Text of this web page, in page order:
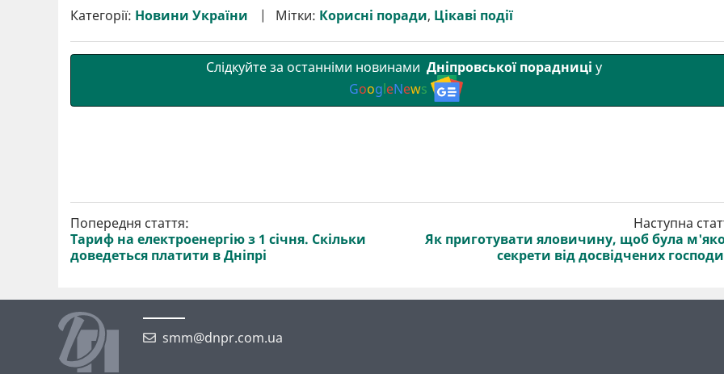
р
и
b
o
t
e
l g
r
s
A
r l
Категорії: Новини України Мітки: Корисні поради, Цікаві події
Слідкуйте за останніми новинами Дніпровської порадниці у
GoogleNews
Попередня стаття:
Тариф на електроенергію з 1 січня. Скільки
доведеться платити в Дніпрі
Наступна
Як приготувати яловичину, щоб була
секрети від досвідчених
smm@dnpr.com.ua